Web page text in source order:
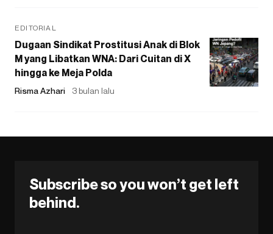
EDITORIAL
Dugaan Sindikat Prostitusi Anak di Blok
M yang Libatkan WNA: Dari Cuitan di X
hingga ke Meja Polda
Risma Azhari 3 bulan lalu
Subscribe so you won’t get left
behind.